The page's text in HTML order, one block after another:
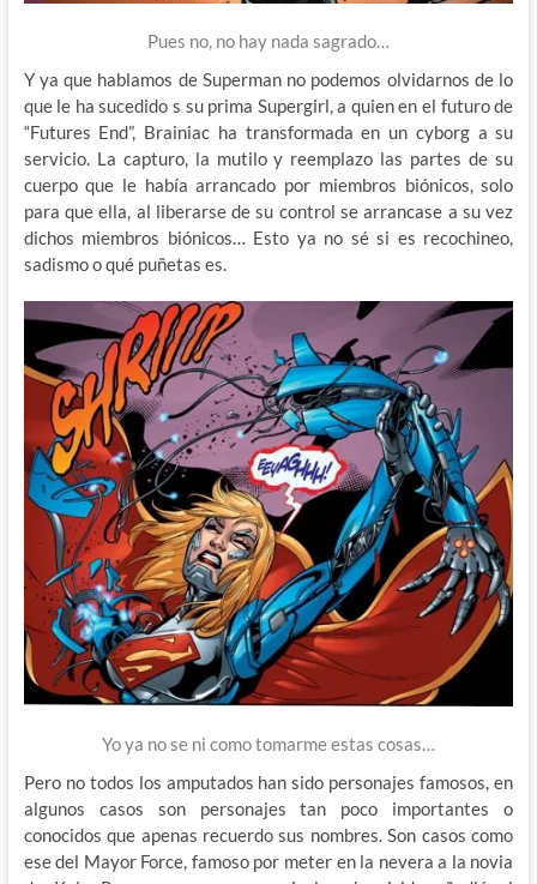
Pues no, no hay nada sagrado…
Y ya que hablamos de Superman no podemos olvidarnos de lo
que le ha sucedido s su prima Supergirl, a quien en el futuro de
“Futures End”, Brainiac ha transformada en un cyborg a su
servicio. La capturo, la mutilo y reemplazo las partes de su
cuerpo que le había arrancado por miembros biónicos, solo
para que ella, al liberarse de su control se arrancase a su vez
dichos miembros biónicos… Esto ya no sé si es recochineo,
sadismo o qué puñetas es.
Yo ya no se ni como tomarme estas cosas…
Pero no todos los amputados han sido personajes famosos, en
algunos casos son personajes tan poco importantes o
conocidos que apenas recuerdo sus nombres. Son casos como
ese del Mayor Force, famoso por meter en la nevera a la novia